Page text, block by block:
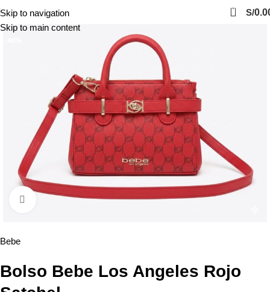
Skip to navigation
Skip to main content
0
S/
Click to enlarge
Bebe
Bolso Bebe Los Angeles Rojo